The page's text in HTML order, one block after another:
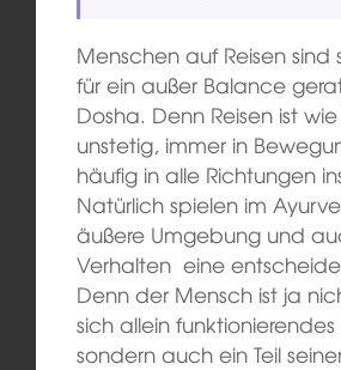
Menschen auf Reisen sind
für ein außer Balance
Dosha. Denn Reisen ist
unstetig, immer in
häufig in alle Richtungen
Natürlich spielen im
äußere Umgebung und
Verhalten eine
Denn der Mensch ist ja
sich allein
sondern auch ein Teil